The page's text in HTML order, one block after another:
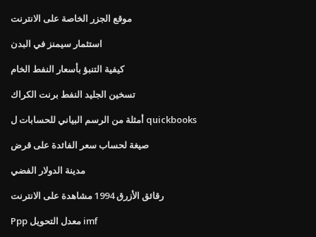
موقع الجزر الخاصة على الانترنت
استثمار سيمنز في البدن
كيفية التنبؤ بأسعار النفط الخام
تسخين الجليد النفط برنت الكراك
أمثلة من الرسم البياني للحسابات ل quickbooks
صيغة لحساب سعر الفائدة على قرض
مدينة الدولار الفضي
رقائق الأزرق 1994 مشاهدة على الانترنت
Ppp معدل التحويل imf